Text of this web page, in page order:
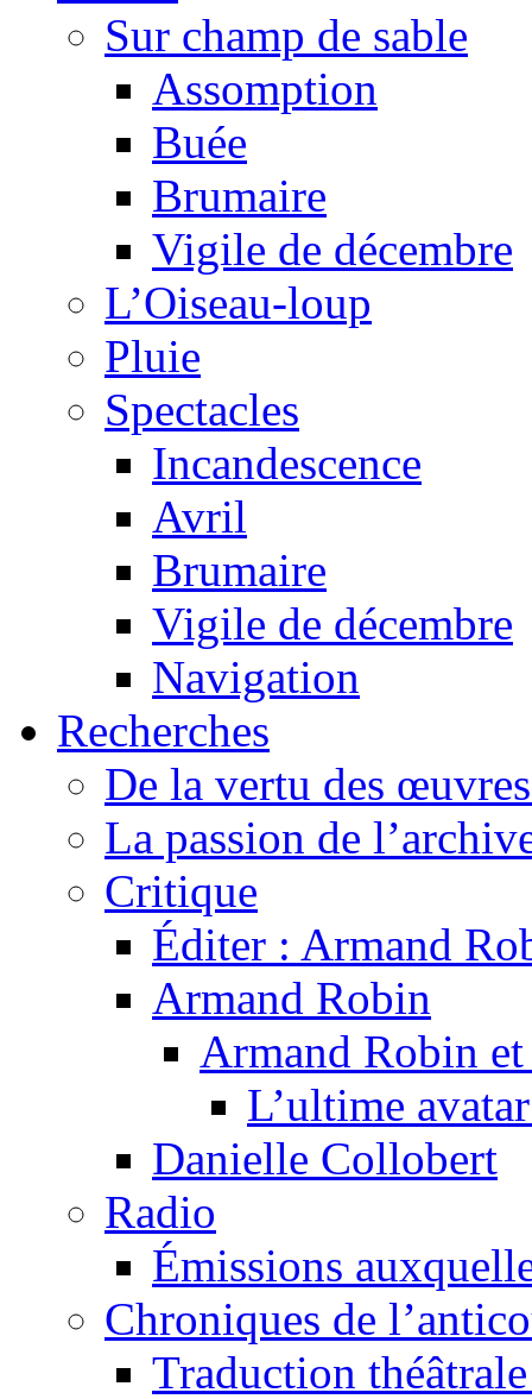
Sur champ de sable
Assomption
Buée
Brumaire
Vigile de décembre
L’Oiseau-loup
Pluie
Spectacles
Incandescence
Avril
Brumaire
Vigile de décembre
Navigation
Recherches
De la vertu des
La passion de
Critique
Éditer : Armand
Armand Robin
Armand Robin
L’ultime
Danielle Collobert
Radio
Émissions
Chroniques de
Traduction